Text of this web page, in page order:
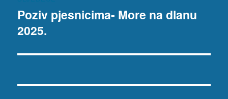
Sljedeća
objava:
Poziv pjesnicima- More na dlanu
2025.